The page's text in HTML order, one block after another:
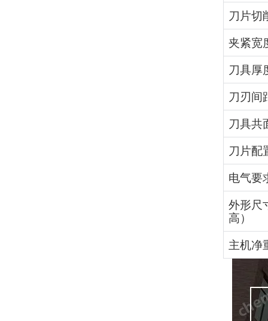
刀片切
夹紧宽
刀具厚
刀刃间
刀具共
刀片配
电气要
外形尺
高）
主机净